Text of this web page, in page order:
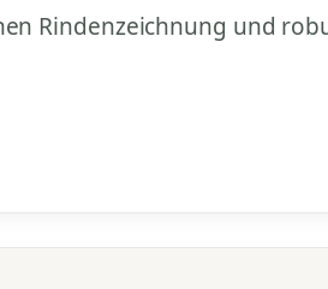
Rindenzeichnung und